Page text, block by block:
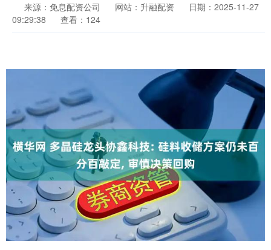
来源：免息配资公司 网站：升融配资
日期：2025-11-27
09:29:38
查看：124